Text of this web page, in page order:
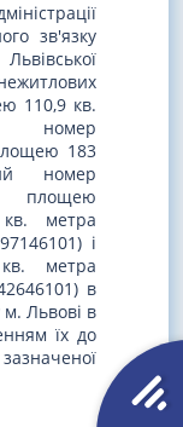
зв'язку
110,9 кв.
номер
183
номер
площею
метра
і
метра
в
м. Львові в
їх до